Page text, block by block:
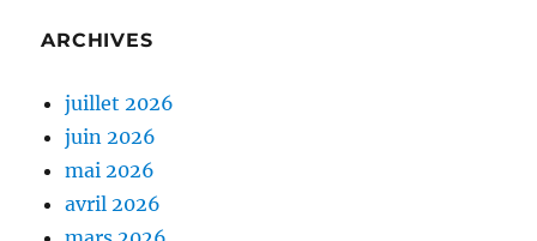
ARCHIVES
juillet 2026
juin 2026
mai 2026
avril 2026